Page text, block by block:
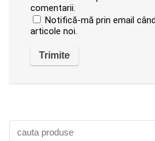
comentarii.
Notifică-mă prin email
articole noi.